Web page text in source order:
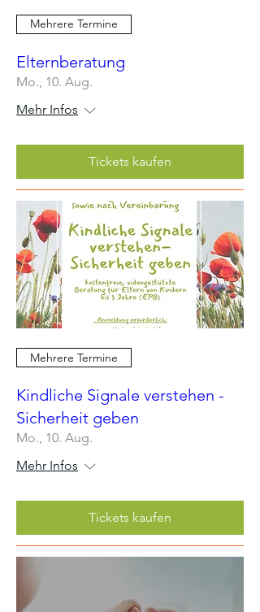
Mehrere Termine
Elternberatung
Mo., 10. Aug.
Mehr Infos
Tickets kaufen
Mehrere Termine
Kindliche Signale verstehen -
Sicherheit geben
Mo., 10. Aug.
Mehr Infos
Tickets kaufen